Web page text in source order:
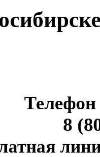
Телефон
8